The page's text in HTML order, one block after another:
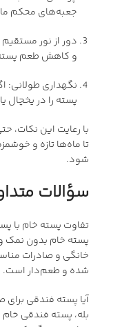
جعبه‌های محکم
دور از نور
و کاهش طعم
نگهداری طولانی:
پسته را در یخچال
با رعایت این نکات،
تا ماه‌ها تازه و
شود.
سؤالات
تفاوت پسته خام با
پسته خام بدون نمک
خانگی و صادرات
شده و طعم‌دار است.
آیا پسته فندقی
بله، پسته فندقی